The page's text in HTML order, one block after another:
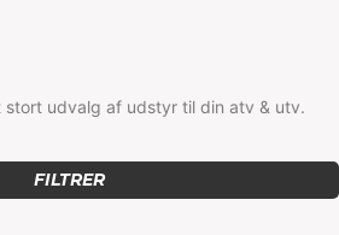
stort udvalg af udstyr til din atv & utv.
FILTRER